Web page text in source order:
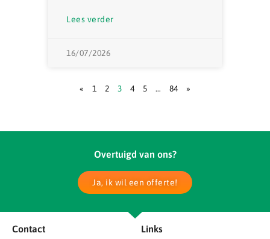
Lees verder
16/07/2026
« 1 2 3 4 5 … 84 »
Overtuigd van ons?
Ja, ik wil een offerte!
Contact Links